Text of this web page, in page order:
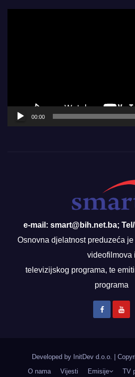
00:00
e-mail: smart@bih.net.ba;
Osnovna djelatnost preduzeća
videofilmova i
televizijskog programa, te
programa
Developed by InitDev d.o.o.
O nama
Vijesti Emisije TV